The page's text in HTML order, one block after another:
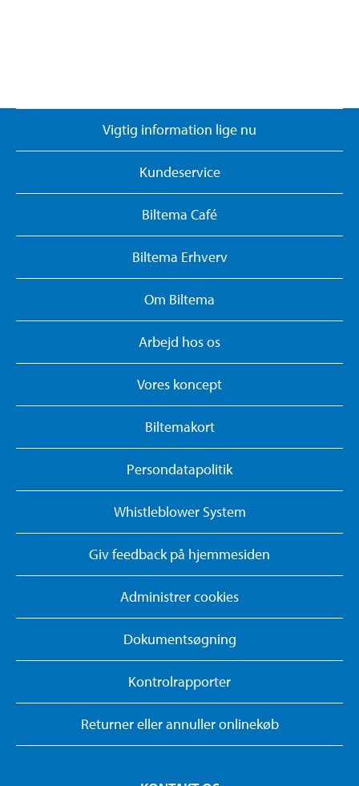
Vigtig information lige nu
Kundeservice
Biltema Café
Biltema Erhverv
Om Biltema
Arbejd hos os
Vores koncept
Biltemakort
Persondatapolitik
Whistleblower System
Giv feedback på hjemmesiden
Administrer cookies
Dokumentsøgning
Kontrolrapporter
Returner eller annuller onlinekøb